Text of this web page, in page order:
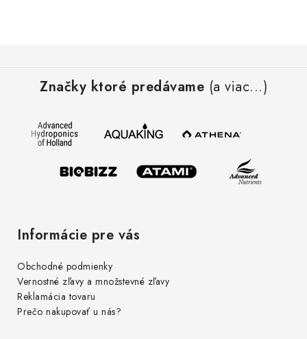
Značky ktoré predávame (a viac...)
Informácie pre vás
Obchodné podmienky
Vernostné zľavy a množstevné zľavy
Reklamácia tovaru
Prečo nakupovať u nás?